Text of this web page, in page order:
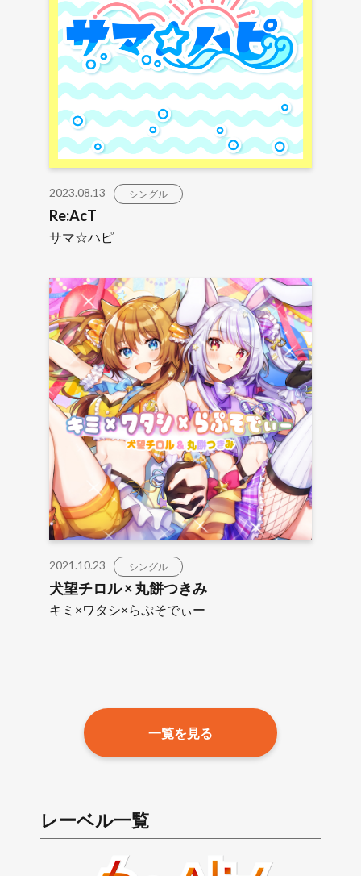
2023.08.13 シングル
Re:AcT
サマ☆ハピ
2021.10.23 シングル
犬望チロル × 丸餅つきみ
キミ×ワタシ×らぷそでぃー
一覧を見る
レーベル一覧